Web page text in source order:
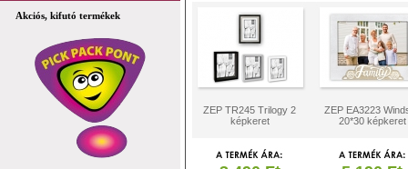
Akciós, kifutó termékek
ZEP TR245 Trilogy 2
képkeret
ZEP EA3223
20*30 képkeret